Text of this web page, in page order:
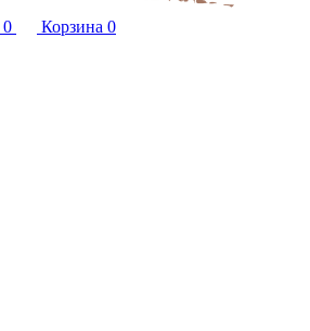
0 Корзина 0